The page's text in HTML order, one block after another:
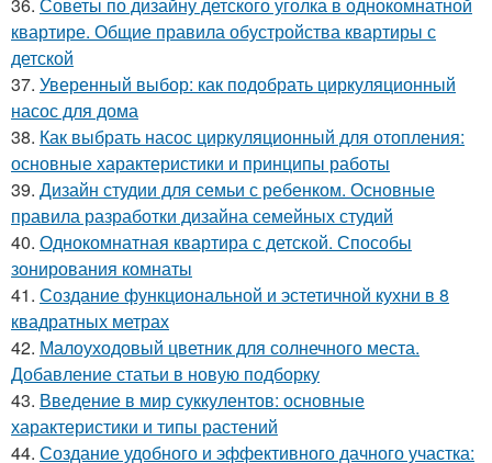
36. Советы по дизайну детского уголка в однокомнатной
квартире. Общие правила обустройства квартиры с
детской
37. Уверенный выбор: как подобрать циркуляционный
насос для дома
38. Как выбрать насос циркуляционный для отопления:
основные характеристики и принципы работы
39. Дизайн студии для семьи с ребенком. Основные
правила разработки дизайна семейных студий
40. Однокомнатная квартира с детской. Способы
зонирования комнаты
41. Создание функциональной и эстетичной кухни в 8
квадратных метрах
42. Малоуходовый цветник для солнечного места.
Добавление статьи в новую подборку
43. Введение в мир суккулентов: основные
характеристики и типы растений
44. Создание удобного и эффективного дачного участка: